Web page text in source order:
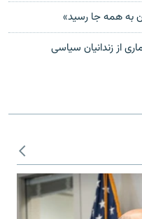
به همه جا رسید»
از زندانیان سیاسی